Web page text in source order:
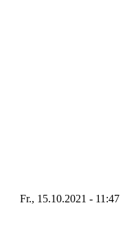
Fr., 15.10.2021 - 11:47